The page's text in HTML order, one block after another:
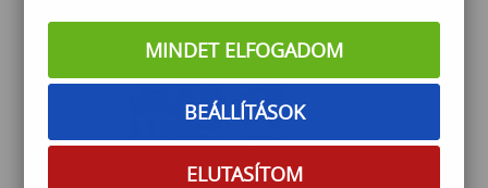
Microsoft CopilotExpert –
MINDET ELFOGADOM
BEÁLLÍTÁSOK
ELUTASÍTOM